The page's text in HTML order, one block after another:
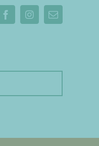
FacebookInstagram
E-